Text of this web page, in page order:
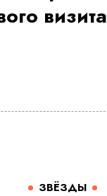
визита
ЗВЁЗДЫ